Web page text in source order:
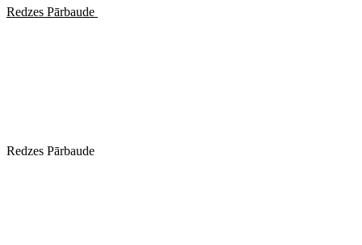
Redzes Pārbaude
Redzes Pārbaude